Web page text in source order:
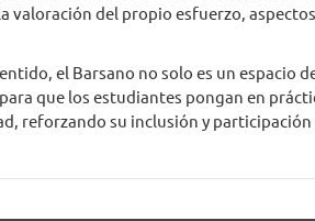
valoración del propio esfuerzo,
el Barsano no solo es un espacio
que los estudiantes pongan en
reforzando su inclusión y participación